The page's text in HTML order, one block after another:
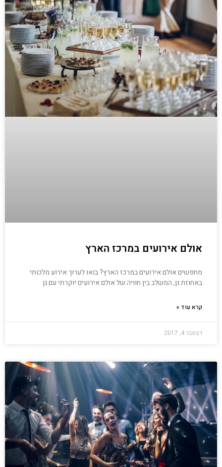
אולם אירועים במרכז הארץ
מחפשים אולם אירועים במרכז הארץ? בואו לערוך אירוע מלכותי
באחוזת גן, המשלב בין חוויה של אולם אירועים יוקרתי עם גן
קרא עוד »
דצמבר 4, 2017